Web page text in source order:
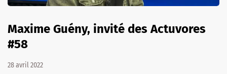
Maxime Guény, invité des Actuvores
#58
28 avril 2022